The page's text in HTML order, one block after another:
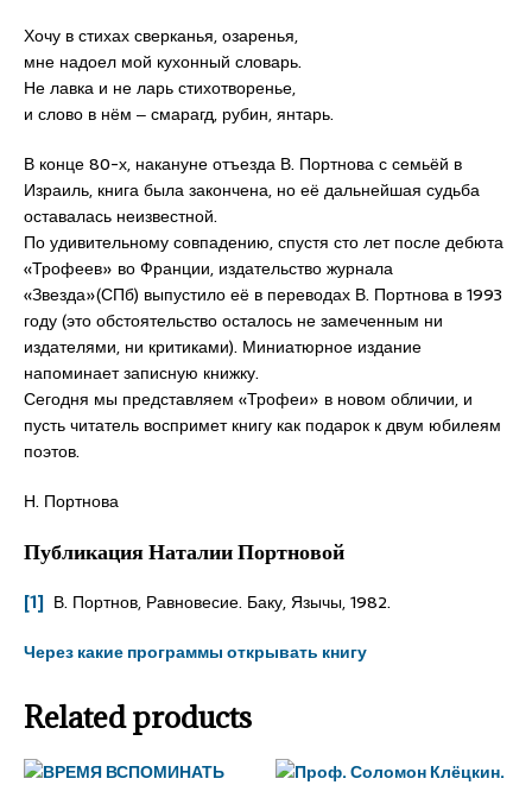
Хочу в стихах сверканья, озаренья,
мне надоел мой кухонный словарь.
Не лавка и не ларь стихотворенье,
и слово в нём ‒ смарагд, рубин, янтарь.
В конце 80-х, накануне отъезда В. Портнова с семьёй в
Израиль, книга была закончена, но её дальнейшая судьба
оставалась неизвестной.
По удивительному совпадению, спустя сто лет после дебюта
«Трофеев» во Франции, издательство журнала
«Звезда»(СПб) выпустило её в переводах В. Портнова в 1993
году (это обстоятельство осталось не замеченным ни
издателями, ни критиками). Миниатюрное издание
напоминает записную книжку.
Сегодня мы представляем «Трофеи» в новом обличии, и
пусть читатель воспримет книгу как подарок к двум юбилеям
поэтов.
Н. Портнова
Публикация Наталии Портновой
[1] В. Портнов, Равновесие. Баку, Язычы, 1982.
Через какие программы открывать книгу
Related products